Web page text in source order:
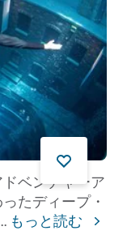
ベンチャーア
たディープ・
もっと読む